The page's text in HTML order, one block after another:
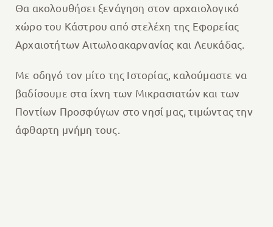
Θα ακολουθήσει ξενάγηση στον αρχαιολογικό
χώρο του Κάστρου από στελέχη της Εφορείας
Αρχαιοτήτων Αιτωλοακαρνανίας και Λευκάδας.
Με οδηγό τον μίτο της Ιστορίας, καλούμαστε να
βαδίσουμε στα ίχνη των Μικρασιατών και των
Ποντίων Προσφύγων στο νησί μας, τιμώντας την
άφθαρτη μνήμη τους.